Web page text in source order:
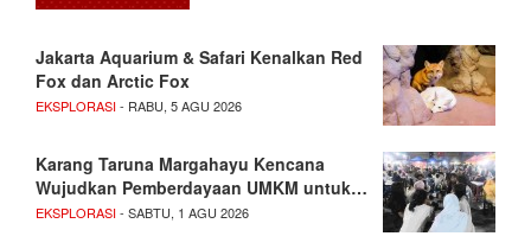
Jakarta Aquarium & Safari Kenalkan Red
Fox dan Arctic Fox
EKSPLORASI- RABU, 5 AGU 2026
Karang Taruna Margahayu Kencana
Wujudkan Pemberdayaan UMKM untuk…
EKSPLORASI- SABTU, 1 AGU 2026